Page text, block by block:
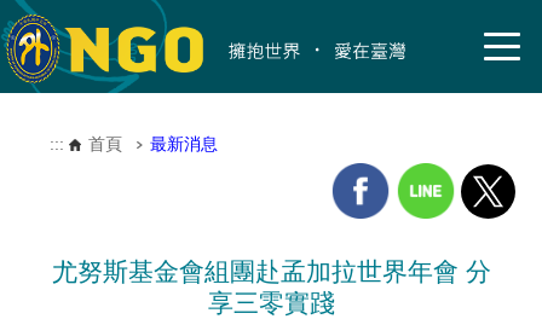
::: 首頁 最新消息
尤努斯基金會組團赴孟加拉世界年會 分
享三零實踐